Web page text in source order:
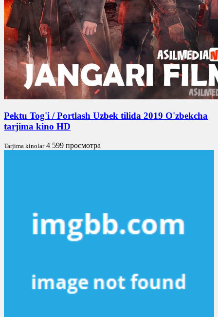
Pektu Tog'i / Portlash Uzbek tilida 2019 O'zbekcha
tarjima kino HD
Tarjima kinolar 4 599 просмотра